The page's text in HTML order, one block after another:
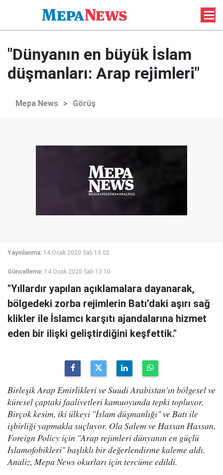
"Dünyanın en büyük İslam
düşmanları: Arap rejimleri"
Mepa News > Görüş
Yayınlanma: 14 Ocak 2020 Salı 13:02
Güncelleme: 14 Ocak 2020 Salı 13:10
"Yıllardır yapılan açıklamalara dayanarak,
bölgedeki zorba rejimlerin Batı’daki aşırı sağ
klikler ile İslamcı karşıtı ajandalarına hizmet
eden bir ilişki geliştirdiğini keşfettik."
Birleşik Arap Emirlikleri ve Suudi Arabistan'ın bölgesel ve
küresel çaptaki faaliyetleri kamuoyunda tepki topluyor.
Birçok kesim, iki ülkeyi "İslam düşmanlığı" ve Batı ile
işbirliği yapmakla suçluyor. Ola Salem ve Hassan Hassan,
Foreign Policy için "Arap rejimleri dünyanın en güçlü
İslamofobikleri" başlıklı bir değerlendirme kaleme aldı.
Analiz, Mepa News okurları için tercüme edildi.